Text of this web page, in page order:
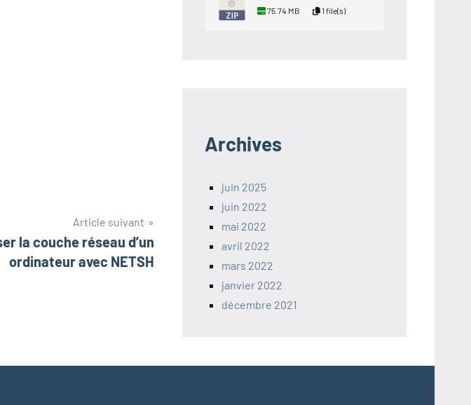
Article suivant
la couche réseau d’un
ordinateur avec NETSH
75.74 MB 1 file(s)
Archives
juin 2025
juin 2022
mai 2022
avril 2022
mars 2022
janvier 2022
décembre 2021